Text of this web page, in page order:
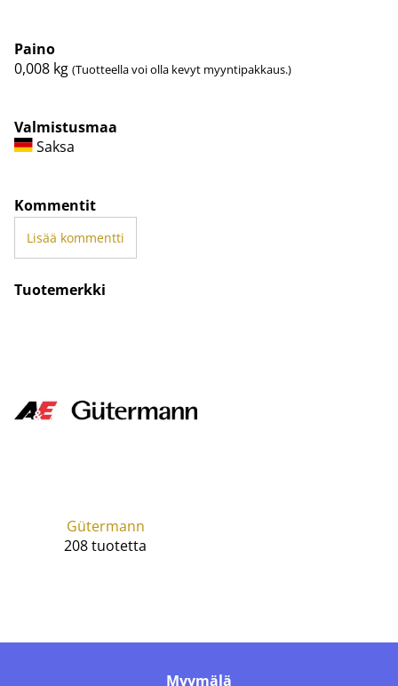
Paino
0,008 kg (Tuotteella voi olla kevyt myyntipakkaus.)
Valmistusmaa
Saksa
Kommentit
Lisää kommentti
Tuotemerkki
Gütermann
208 tuotetta
Myymälä